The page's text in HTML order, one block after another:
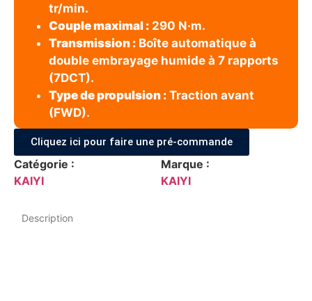
tr/min.
Couple maximal : 290 N·m.
Transmission : Boîte automatique à
double embrayage humide à 7 rapports
(7DCT).
Type de propulsion : Traction avant
(FWD).
Cliquez ici pour faire une pré-commande
Catégorie :
KAIYI
Marque :
KAIYI
Description